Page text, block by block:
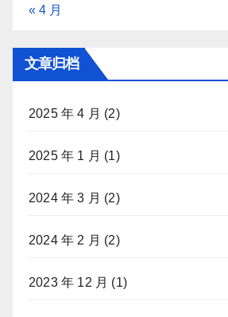
« 4 月
文章归档
2025 年 4 月 (2)
2025 年 1 月 (1)
2024 年 3 月 (2)
2024 年 2 月 (2)
2023 年 12 月 (1)